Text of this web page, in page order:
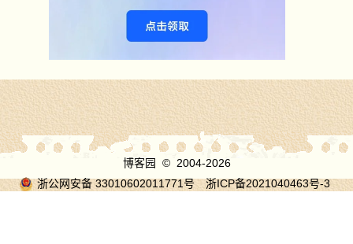
博客园 © 2004-2026
浙公网安备 33010602011771号
浙ICP备2021040463号-3